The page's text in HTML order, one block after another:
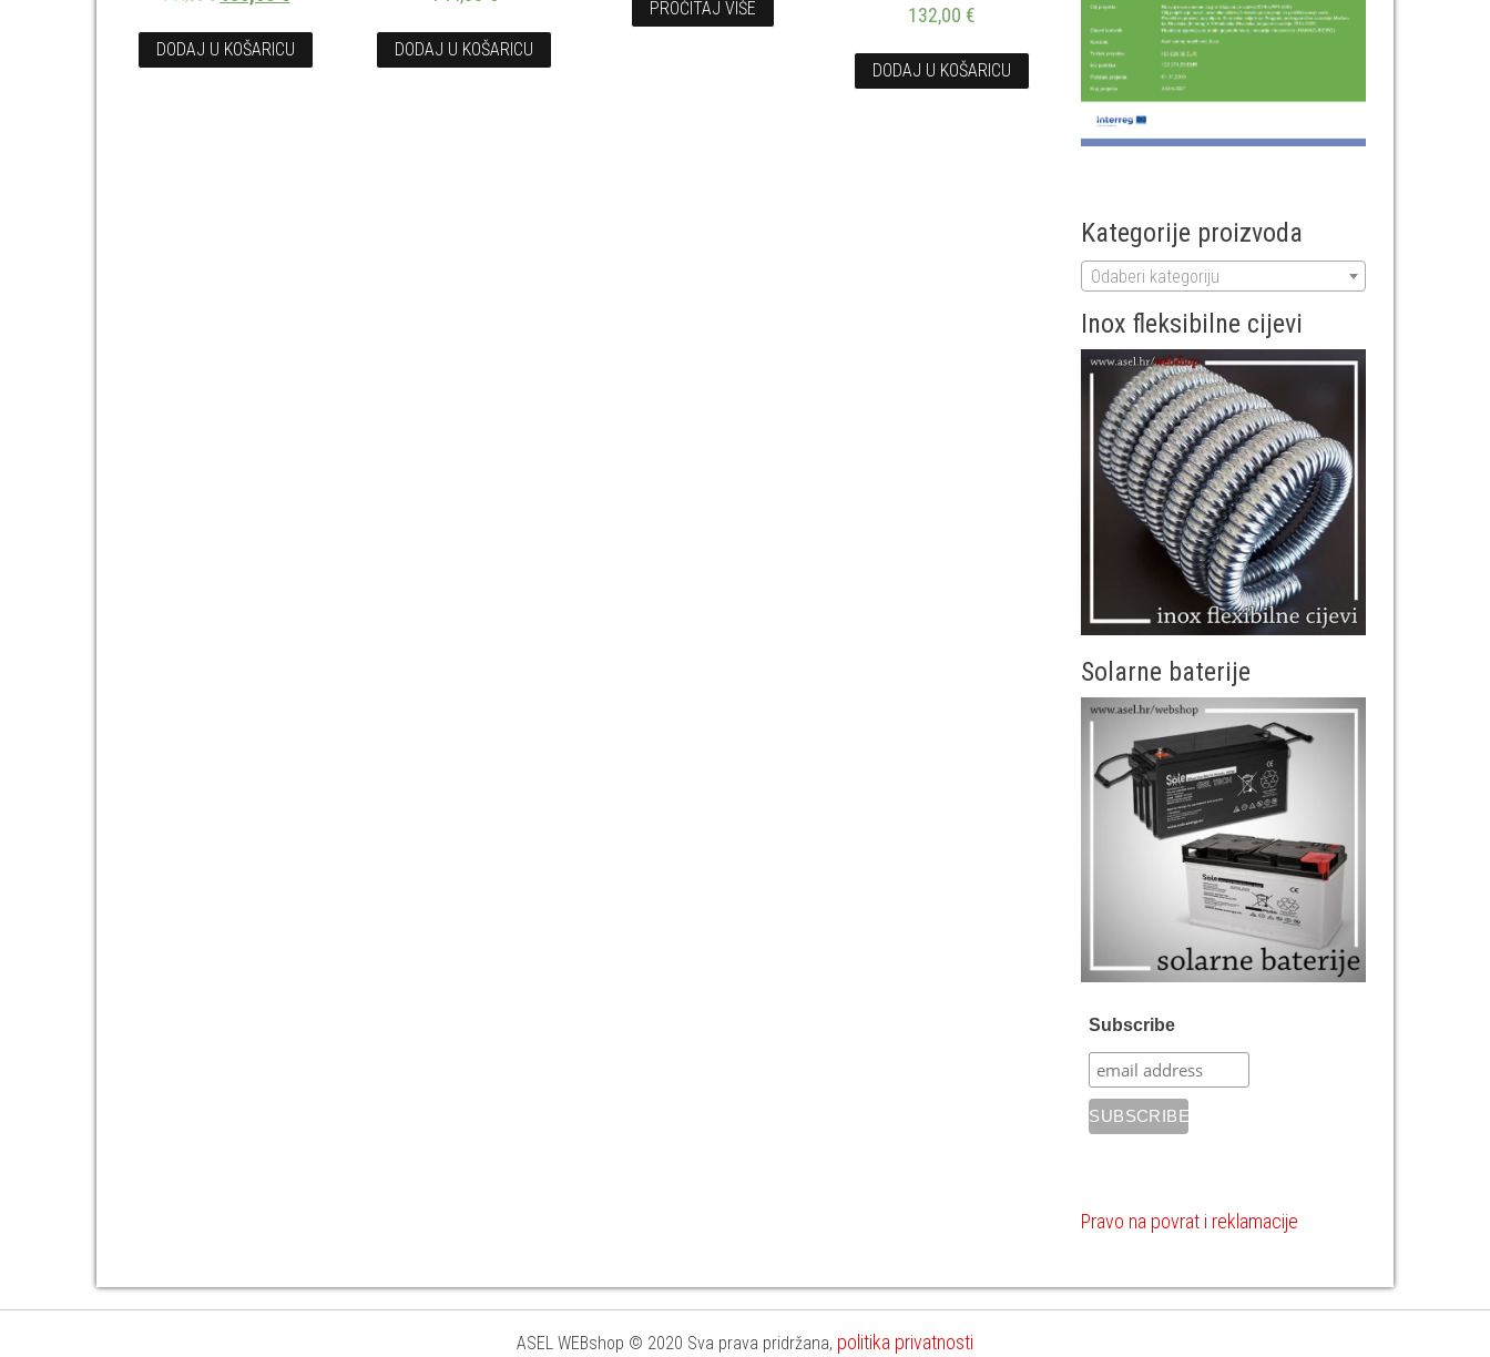
DODAJ U KOŠARICU DODAJ U KOŠARICU
PROČITAJ VIŠE
132,00 €
DODAJ U KOŠARICU
Kategorije proizvoda
Odaberi kategoriju
Inox fleksibilne cijevi
Solarne baterije
Subscribe
Pravo na povrat i reklamacije
ASEL WEBshop © 2020 Sva prava pridržana, politika privatnosti